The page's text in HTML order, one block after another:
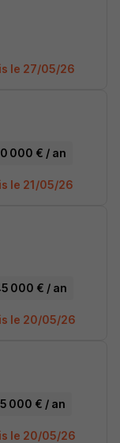
le 27/05/26
000 € / an
le 21/05/26
000 € / an
le 20/05/26
000 € / an
le 20/05/26